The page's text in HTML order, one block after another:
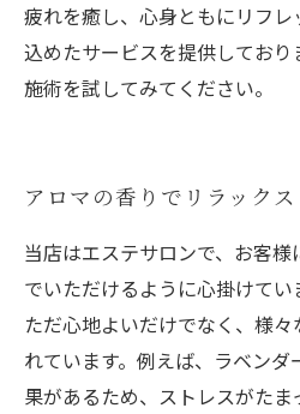
疲れを癒し、心身ともにリフ
込めたサービスを提供してお
施術を試してみてください。
アロマの香りでリラックス
当店はエステサロンで、お客
でいただけるように心掛けてい
ただ心地よいだけでなく、様
れています。例えば、ラベン
果があるため、ストレスがた